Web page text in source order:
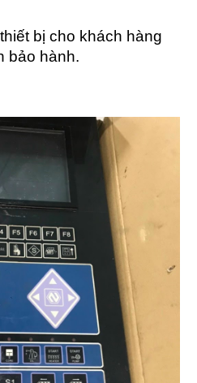
bị cho khách hàng
bảo hành.